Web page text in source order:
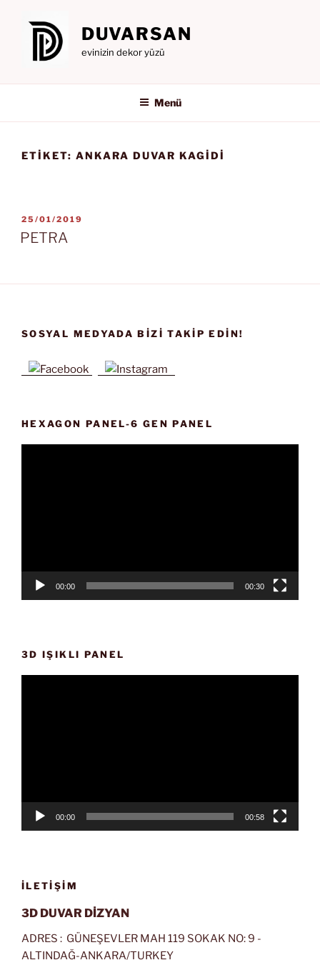
DUVARSAN
evinizin dekor yüzü
Menü
ETIKET: ANKARA DUVAR KAGIDI
YAYIM
TARIHI
25/01/2019
PETRA
SOSYAL MEDYADA BIZI TAKIP EDIN!
HEXAGON PANEL-6 GEN PANEL
00:00 00:30
3D IŞIKLI PANEL
00:00 00:58
İLETIŞIM
3D DUVAR DİZYAN
ADRES : GÜNEŞEVLER MAH 119 SOKAK NO: 9 -
ALTINDAĞ-ANKARA/TURKEY